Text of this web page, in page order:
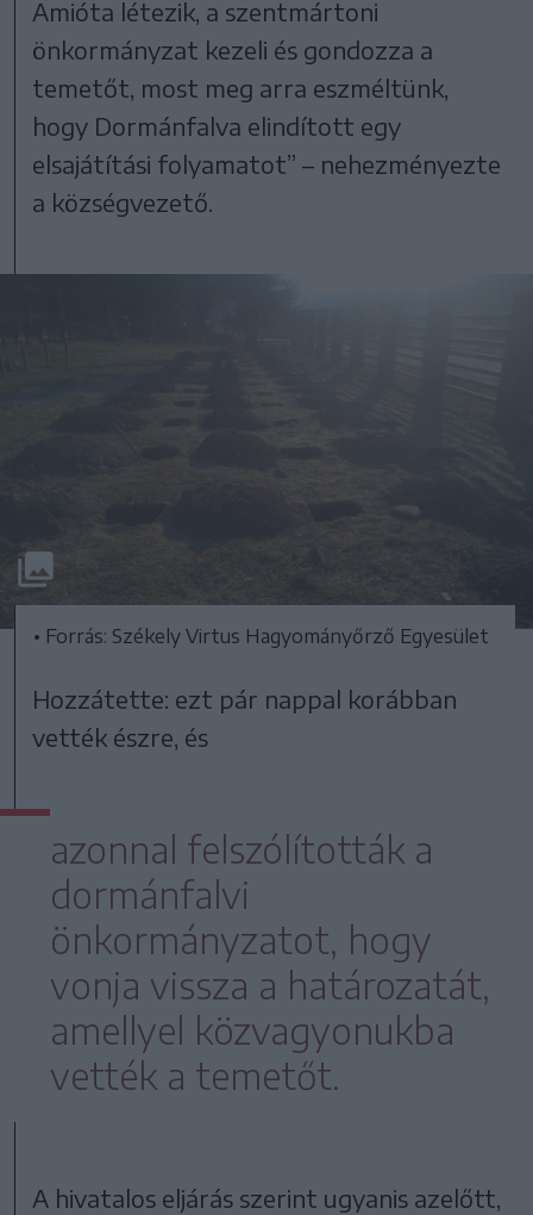
Amióta létezik, a szentmártoni
önkormányzat kezeli és gondozza a
temetőt, most meg arra eszméltünk,
hogy Dormánfalva elindított egy
elsajátítási folyamatot” – nehezményezte
a községvezető.
• Forrás: Székely Virtus Hagyományőrző Egyesület
Hozzátette: ezt pár nappal korábban
vették észre, és
azonnal felszólították a
dormánfalvi
önkormányzatot, hogy
vonja vissza a határozatát,
amellyel közvagyonukba
vették a temetőt.
A hivatalos eljárás szerint ugyanis azelőtt,